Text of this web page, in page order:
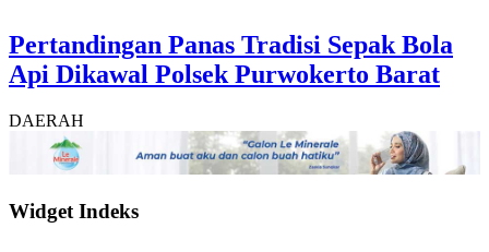
Pertandingan Panas Tradisi Sepak Bola
Api Dikawal Polsek Purwokerto Barat
DAERAH
Widget Indeks